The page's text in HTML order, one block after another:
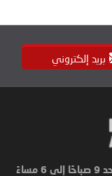
بريد إلكتروني